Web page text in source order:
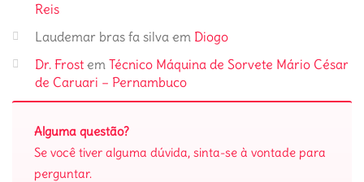
Reis
Laudemar bras fa silva em Diogo
Dr. Frost em Técnico Máquina de Sorvete Mário César
de Caruari – Pernambuco
Alguma questão?
Se você tiver alguma dúvida, sinta-se à vontade para
perguntar.